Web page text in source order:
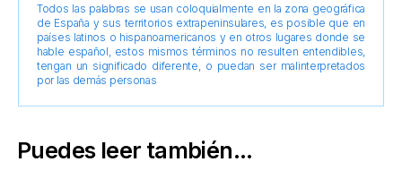
Todos las palabras se usan coloquialmente en la zona geográfica
de España y sus territorios extrapeninsulares, es posible que en
países latinos o hispanoamericanos y en otros lugares donde se
hable español, estos mismos términos no resulten entendibles,
tengan un significado diferente, o puedan ser malinterpretados
por las demás personas
Puedes leer también...